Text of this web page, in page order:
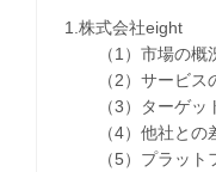
1.株式会社eight
（1）市場の概
（2）サービス
（3）ターゲッ
（4）他社との
（5）プラット